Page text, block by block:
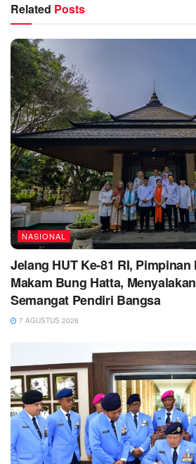
Related Posts
NASIONAL
Jelang HUT Ke-81 RI, Pimpinan
Makam Bung Hatta,
Semangat Pendiri Bangsa
7 AGUSTUS 2026